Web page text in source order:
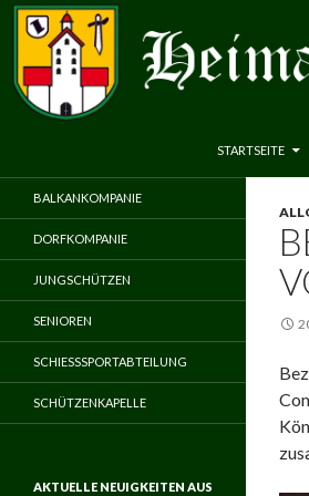
Heimatschutzverein
STARTSEITE
BALKANKOMPANIE
DORFKOMPANIE
JUNGSCHÜTZEN
SENIOREN
SCHIESSSPORTABTEILUNG
SCHÜTZENKAPELLE
AKTUELLE NEUIGKEITEN AUS